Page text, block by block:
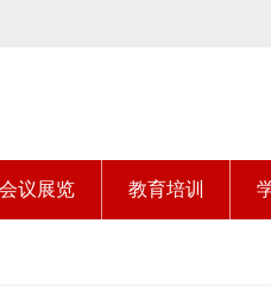
会议展览 教育培训